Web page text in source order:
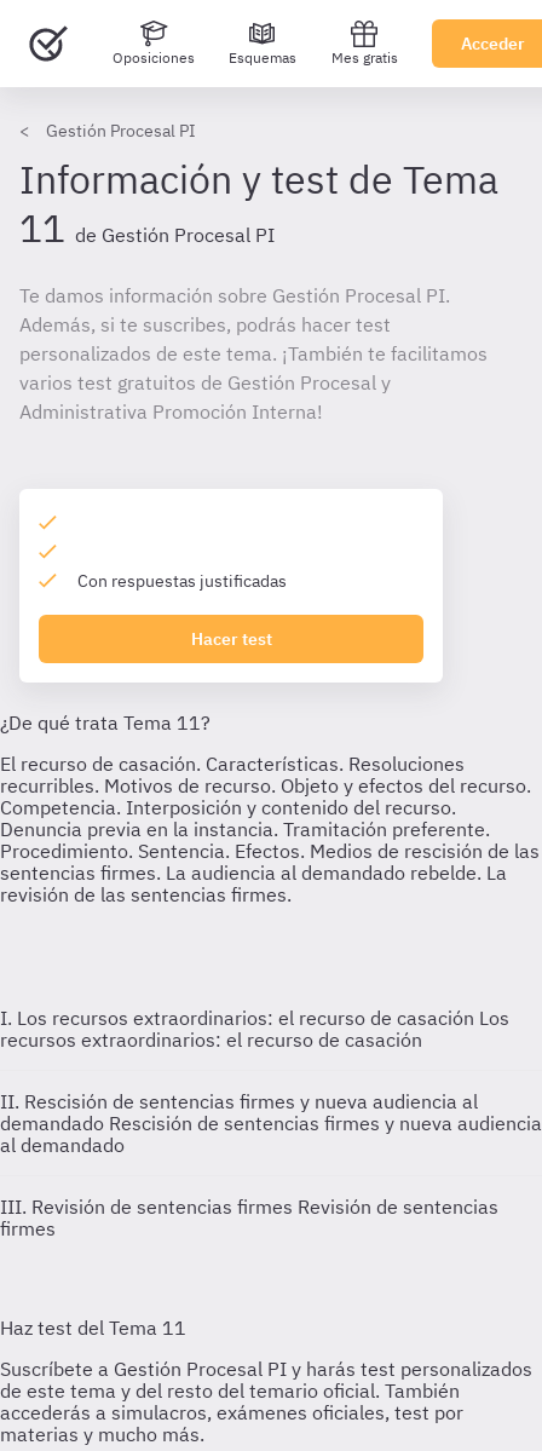
Oposiciones Esquemas Mes gratis
Acceder
Gestión Procesal PI
Información y test de Tema
11 de Gestión Procesal PI
Te damos información sobre Gestión Procesal PI.
Además, si te suscribes, podrás hacer test
personalizados de este tema. ¡También te facilitamos
varios test gratuitos de Gestión Procesal y
Administrativa Promoción Interna!
Con respuestas justificadas
Hacer test
I. Los recursos extraordinarios: el recurso de casación Los
recursos extraordinarios: el recurso de casación
II. Rescisión de sentencias firmes y nueva audiencia al
demandado Rescisión de sentencias firmes y nueva audiencia
al demandado
III. Revisión de sentencias firmes Revisión de sentencias
firmes